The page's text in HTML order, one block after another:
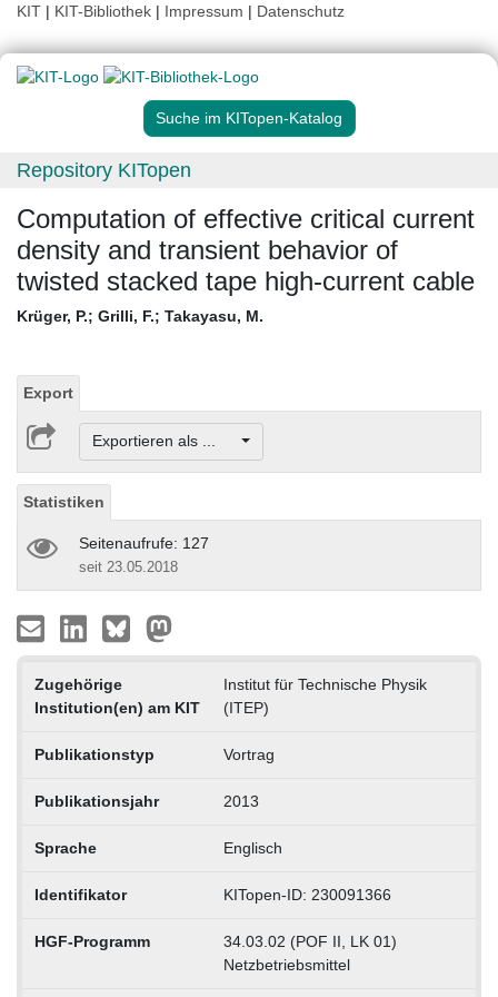
KIT | KIT-Bibliothek | Impressum | Datenschutz
Suche im KITopen-Katalog
Repository KITopen
Computation of effective critical current
density and transient behavior of
twisted stacked tape high-current cable
Krüger, P.; Grilli, F.; Takayasu, M.
Export
Exportieren als ...
Statistiken
Seitenaufrufe: 127
seit 23.05.2018
Zugehörige
Institution(en) am KIT
Institut für Technische Physik
(ITEP)
Publikationstyp Vortrag
Publikationsjahr 2013
Sprache Englisch
Identifikator KITopen-ID: 230091366
HGF-Programm
34.03.02 (POF II, LK 01)
Netzbetriebsmittel